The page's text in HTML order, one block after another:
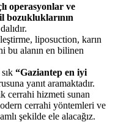
operasyonlar ve
bozukluklarının
liposuction, karın
bu alanın en bilinen
“Gaziantep en iyi
yanıt aramaktadır.
cerrahi hizmeti sunan
cerrahi yöntemleri ve
şekilde ele alacağız.